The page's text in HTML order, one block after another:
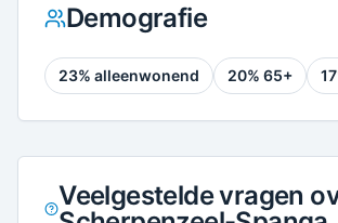
Demografie
23% alleenwonend 20% 65+ 17
Veelgestelde vragen